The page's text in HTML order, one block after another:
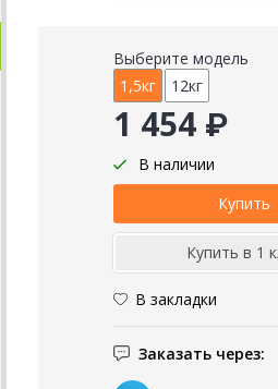
Выберите модель
1,5кг
12кг
1 454 ₽
В наличии
В закладки
Заказать через: